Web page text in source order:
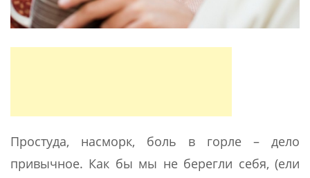
Простуда, насморк, боль в горле – дело
привычное. Как бы мы не берегли себя, (ели